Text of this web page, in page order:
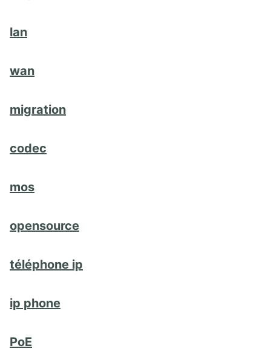
lan
wan
migration
codec
mos
opensource
téléphone ip
ip phone
PoE